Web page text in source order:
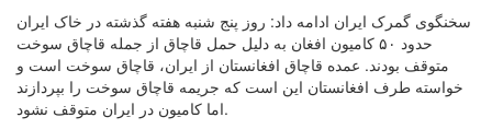
سخنگوی گمرک ایران ادامه داد: روز پنج شنبه هفته گذشته در خاک ایران
حدود ۵۰ کامیون افغان به دلیل حمل قاچاق از جمله قاچاق سوخت
متوقف بودند. عمده قاچاق افغانستان از ایران، قاچاق سوخت است و
خواسته طرف افغانستان این است که جریمه قاچاق سوخت را بپردازند
اما کامیون در ایران متوقف نشود.